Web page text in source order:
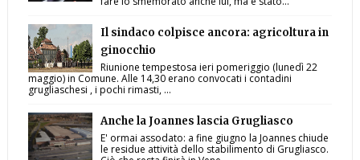
Il sindaco colpisce ancora: agricoltura in
ginocchio
Riunione tempestosa ieri pomeriggio (lunedì 22
maggio) in Comune. Alle 14,30 erano convocati i contadini
grugliaschesi , i pochi rimasti, ...
Anche la Joannes lascia Grugliasco
E' ormai assodato: a fine giugno la Joannes chiude
le residue attività dello stabilimento di Grugliasco.